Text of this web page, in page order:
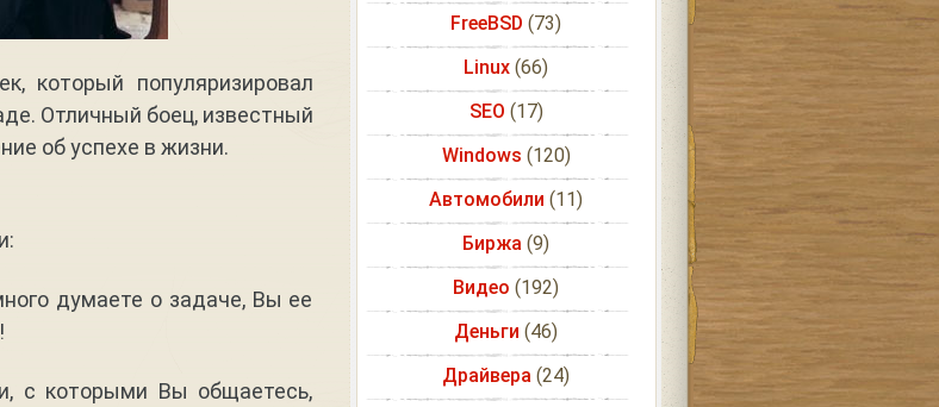
который популяризировал
Отличный боец, известный
об успехе в жизни.
думаете о задаче, Вы ее
с которыми Вы общаетесь,
FreeBSD (73)
Linux (66)
SEO (17)
Windows (120)
Автомобили (11)
Биржа (9)
Видео (192)
Деньги (46)
Драйвера (24)